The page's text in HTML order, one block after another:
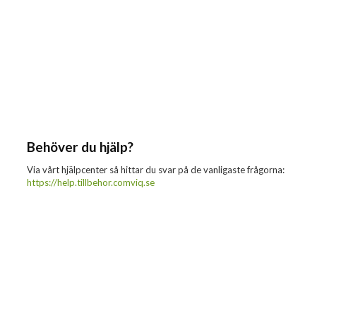
Behöver du hjälp?
Via vårt hjälpcenter så hittar du svar på de vanligaste frågorna:
https://help.tillbehor.comviq.se